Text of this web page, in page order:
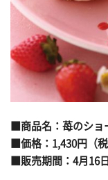
■商品名：苺のショ
■価格：1,430円（税
■販売期間：4月16